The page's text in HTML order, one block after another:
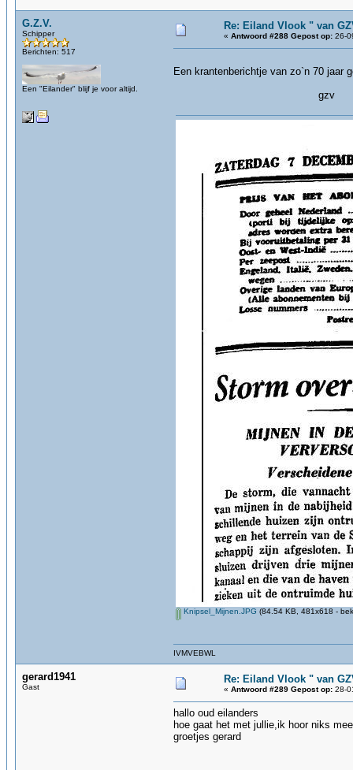
G.Z.V.
Schipper
Berichten: 517
Een "Eilander" blijf je voor altijd.
Re: Eiland Vlook " van
« Antwoord #288 Gepost op: 26-
Een krantenberichtje van zo`n 70 jaar
gzv
Knipsel_Mijnen.JPG (84.54 KB, 481x618 -
IVMVEBWL
gerard1941
Gast
Re: Eiland Vlook " van
« Antwoord #289 Gepost op: 28-
hallo oud eilanders
hoe gaat het met jullie,ik hoor niks
groetjes gerard